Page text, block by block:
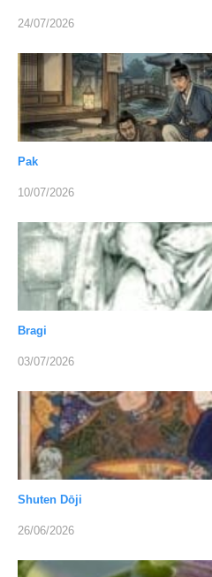
24/07/2026
Pak
10/07/2026
Bragi
03/07/2026
Shuten Dōji
26/06/2026